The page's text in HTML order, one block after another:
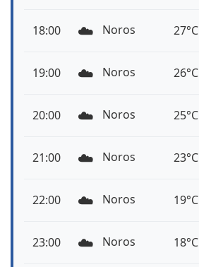
18:00 ☁️ Noros 27°C
19:00 ☁️ Noros 26°C
20:00 ☁️ Noros 25°C
21:00 ☁️ Noros 23°C
22:00 ☁️ Noros 19°C
23:00 ☁️ Noros 18°C